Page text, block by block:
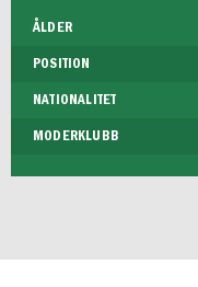
ÅLDER
POSITION
NATIONALITET
MODERKLUBB